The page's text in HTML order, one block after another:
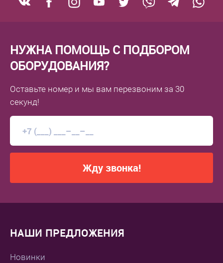
НУЖНА ПОМОЩЬ С ПОДБОРОМ
ОБОРУДОВАНИЯ?
Оставьте номер и мы вам перезвоним за 30
секунд!
Жду звонка!
НАШИ ПРЕДЛОЖЕНИЯ
Новинки